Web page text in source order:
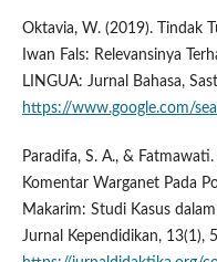
Oktavia, W. (2019). Tindak
Iwan Fals: Relevansinya
LINGUA: Jurnal Bahasa,
https://www.google.com/
Paradifa, S. A., &
Komentar Warganet Pada
Makarim: Studi Kasus
Jurnal Kependidikan, 13(1),